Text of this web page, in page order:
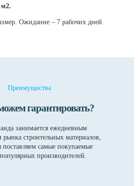
товара.
м2.
Ожидание – 7 рабочих дней.
Преимущества
гарантировать?
занимается ежедневным
строительных материалов,
самые покупаемые
производителей.